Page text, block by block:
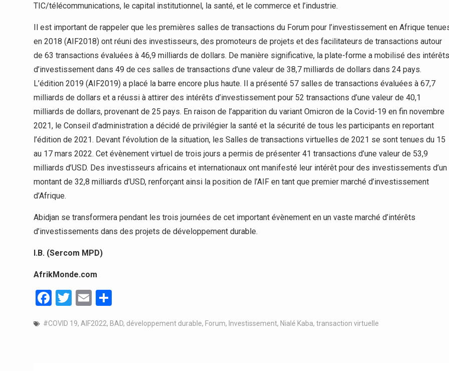
TIC/télécommunications, le capital institutionnel, la santé, et le commerce et l’industrie.
Il est important de rappeler que les premières salles de transactions du Forum pour l’investissement en Afrique
en 2018 (AIF2018) ont réuni des investisseurs, des promoteurs de projets et des facilitateurs de transactions autour
de 63 transactions évaluées à 46,9 milliards de dollars. De manière significative, la plate-forme a mobilisé des intérêts
d’investissement dans 49 de ces salles de transactions d’une valeur de 38,7 milliards de dollars dans 24 pays.
L’édition 2019 (AIF2019) a placé la barre encore plus haute. Il a présenté 57 salles de transactions évaluées à 67,7
milliards de dollars et a réussi à attirer des intérêts d’investissement pour 52 transactions d’une valeur de 40,1
milliards de dollars, provenant de 25 pays. En raison de l’apparition du variant Omicron de la Covid-19 en fin novembre
2021, le Conseil d’administration a décidé de privilégier la santé et la sécurité de tous les participants en reportant
l’édition de 2021. Devant l’évolution de la situation, les Salles de transactions virtuelles de 2021 se sont tenues du 15
au 17 mars 2022. Cet évènement virtuel de trois jours a permis de présenter 41 transactions d’une valeur de 53,9
milliards d’USD. Des investisseurs africains et internationaux ont manifesté leur intérêt pour des investissements d’un
montant de 32,8 milliards d’USD, renforçant ainsi la position de l’AIF en tant que premier marché d’investissement
d’Afrique.
Abidjan se transformera pendant les trois journées de cet important évènement en un vaste marché d’intérêts
d’investissements dans des projets de développement durable.
I.B. (Sercom MPD)
AfrikMonde.com
Facebook
Twitter
Email
#COVID 19, AIF2022, BAD, développement durable, Forum, Investissement, Nialé Kaba, transaction virtuelle